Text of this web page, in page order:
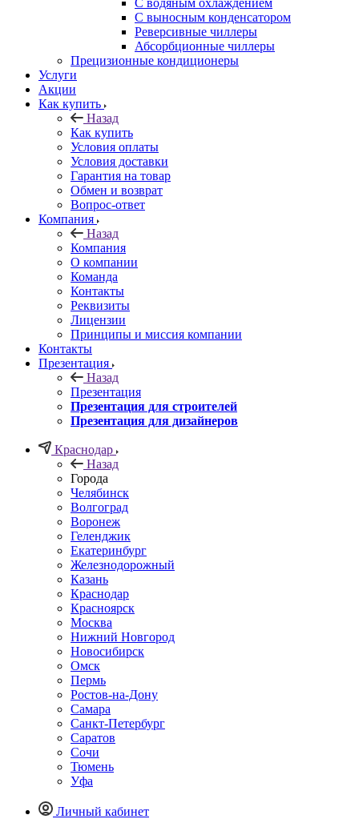
С водяным охлаждением
С выносным конденсатором
Реверсивные чиллеры
Абсорбционные чиллеры
Прецизионные кондиционеры
Услуги
Акции
Как купить
Назад
Как купить
Условия оплаты
Условия доставки
Гарантия на товар
Обмен и возврат
Вопрос-ответ
Компания
Назад
Компания
О компании
Команда
Контакты
Реквизиты
Лицензии
Принципы и миссия компании
Контакты
Презентация
Назад
Презентация
Презентация для строителей
Презентация для дизайнеров
Краснодар
Назад
Города
Челябинск
Волгоград
Воронеж
Геленджик
Екатеринбург
Железнодорожный
Казань
Краснодар
Красноярск
Москва
Нижний Новгород
Новосибирск
Омск
Пермь
Ростов-на-Дону
Самара
Санкт-Петербург
Саратов
Сочи
Тюмень
Уфа
Личный кабинет